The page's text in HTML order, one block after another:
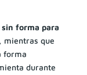
forma para
mientras que
forma
durante